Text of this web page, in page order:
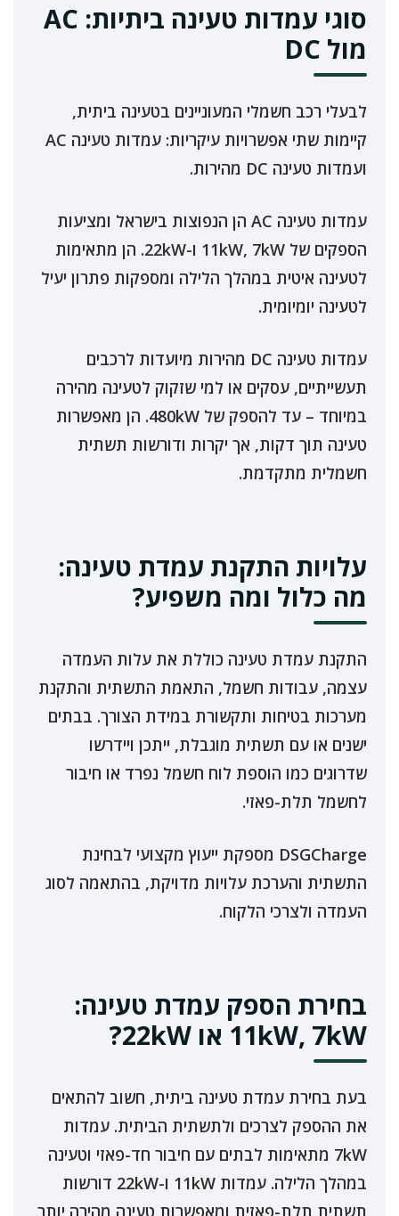
סוגי עמדות טעינה ביתיות: AC
מול DC
לבעלי רכב חשמלי המעוניינים בטעינה ביתית,
קיימות שתי אפשרויות עיקריות: עמדות טעינה AC
ועמדות טעינה DC מהירות.
עמדות טעינה AC הן הנפוצות בישראל ומציעות
הספקים של 11kW, 7kW ו-22kW. הן מתאימות
לטעינה איטית במהלך הלילה ומספקות פתרון יעיל
לטעינה יומיומית.
עמדות טעינה DC מהירות מיועדות לרכבים
תעשייתיים, עסקים או למי שזקוק לטעינה מהירה
במיוחד – עד להספק של 480kW. הן מאפשרות
טעינה תוך דקות, אך יקרות ודורשות תשתית
חשמלית מתקדמת.
עלויות התקנת עמדת טעינה:
מה כלול ומה משפיע?
התקנת עמדת טעינה כוללת את עלות העמדה
עצמה, עבודות חשמל, התאמת התשתית והתקנת
מערכות בטיחות ותקשורת במידת הצורך. בבתים
ישנים או עם תשתית מוגבלת, ייתכן ויידרשו
שדרוגים כמו הוספת לוח חשמל נפרד או חיבור
לחשמל תלת-פאזי.
DSGCharge מספקת ייעוץ מקצועי לבחינת
התשתית והערכת עלויות מדויקת, בהתאמה לסוג
העמדה ולצרכי הלקוח.
בחירת הספק עמדת טעינה:
11kW, 7kW או 22kW?
בעת בחירת עמדת טעינה ביתית, חשוב להתאים
את ההספק לצרכים ולתשתית הביתית. עמדות
7kW מתאימות לבתים עם חיבור חד-פאזי וטעינה
במהלך הלילה. עמדות 11kW ו-22kW דורשות
תשתית תלת-פאזית ומאפשרות טעינה מהירה יותר,